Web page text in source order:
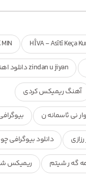
HÎVA - Asîtî Keça
zindan u jiyan دانلود اهنگ
آهنگ ریمیکس کردی
نی ئاسمانه ن
دانلود بیوگرافی
گه ر شیتم ریمیکس